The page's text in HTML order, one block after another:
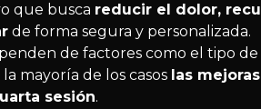
que busca reducir el dolor,
de forma segura y personalizada.
de factores como el tipo
mayoría de los casos las
sesión.